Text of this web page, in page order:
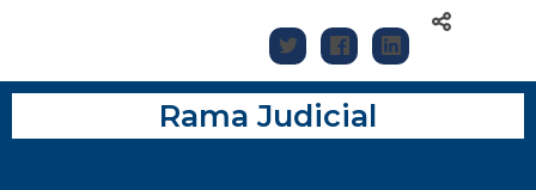
Rama Judicial